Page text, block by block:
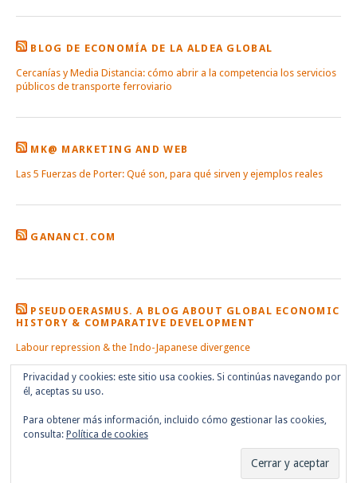
BLOG DE ECONOMÍA DE LA ALDEA GLOBAL
Cercanías y Media Distancia: cómo abrir a la competencia los servicios
públicos de transporte ferroviario
MK@ MARKETING AND WEB
Las 5 Fuerzas de Porter: Qué son, para qué sirven y ejemplos reales
GANANCI.COM
PSEUDOERASMUS. A BLOG ABOUT GLOBAL ECONOMIC
HISTORY & COMPARATIVE DEVELOPMENT
Labour repression & the Indo-Japanese divergence
Privacidad y cookies: este sitio usa cookies. Si continúas navegando por
él, aceptas su uso.
Para obtener más información, incluido cómo gestionar las cookies,
consulta: Política de cookies